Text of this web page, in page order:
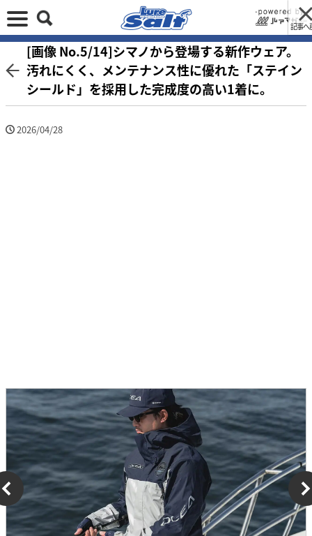
記事へ
[画像 No.5/14]シマノから登場する新作ウェア。
汚れにくく、メンテナンス性に優れた「ステイン
シールド」を採用した完成度の高い1着に。
2026/04/28